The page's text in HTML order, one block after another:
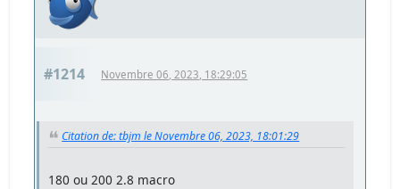
#1214 Novembre 06, 2023, 18:29:05
Citation de: tbjm le Novembre 06, 2023, 18:01:29
180 ou 200 2.8 macro